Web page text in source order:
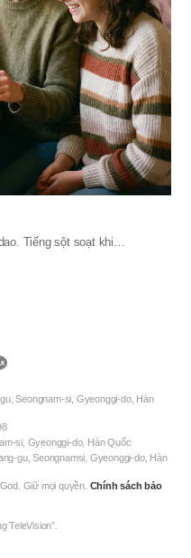
Tiếng sột soạt khi…
Seongnam-si, Gyeonggi-do, Hàn
si, Gyeonggi-do, Hàn Quốc
gu, Seongnamsi, Gyeonggi-do, Hàn
Giữ mọi quyền. Chính sách bảo
TeleVision”.